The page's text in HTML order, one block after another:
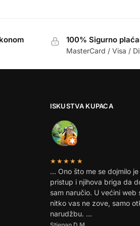
100% Sigurno
MasterCard / Visa /
ISKUSTVA KUPACA
★★★★★
… Ono što me se dojmilo
pristup i njihova briga da
sam naručio. U većini web
nitko vas ne zove, samo
narudžbu. …